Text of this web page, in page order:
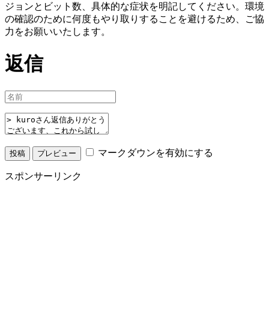
ジョンとビット数、具体的な症状を明記してください。環境
の確認のために何度もやり取りすることを避けるため、ご協
力をお願いいたします。
返信
マークダウンを有効にする
スポンサーリンク